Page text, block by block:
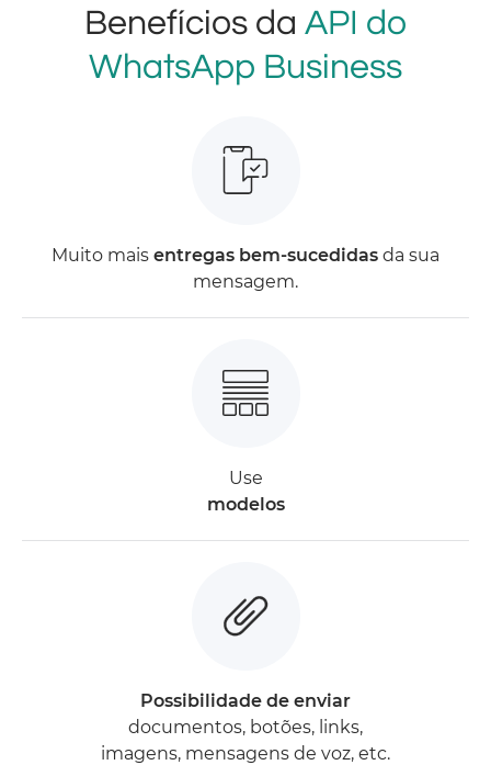
Benefícios da API do
WhatsApp Business
Muito mais entregas bem-sucedidas da sua
mensagem.
Use
modelos
Possibilidade de enviar
documentos, botões, links,
imagens, mensagens de voz, etc.